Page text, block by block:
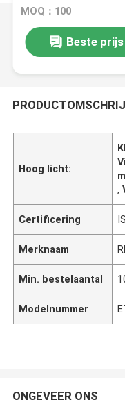
MOQ：100
Beste prijs
Hoog licht:
,
Certificering
Merknaam
Min. bestelaantal
Modelnummer
ONGEVEER ONS